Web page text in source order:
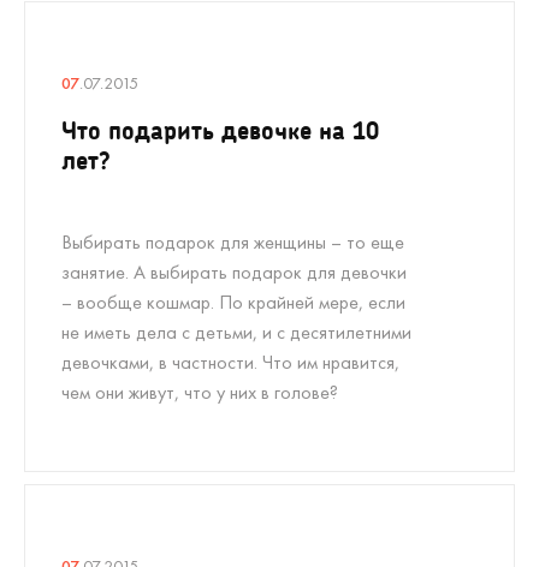
07.07.2015
Что подарить девочке на 10
лет?
Выбирать подарок для женщины – то еще
занятие. А выбирать подарок для девочки
– вообще кошмар. По крайней мере, если
не иметь дела с детьми, и с десятилетними
девочками, в частности. Что им нравится,
чем они живут, что у них в голове?